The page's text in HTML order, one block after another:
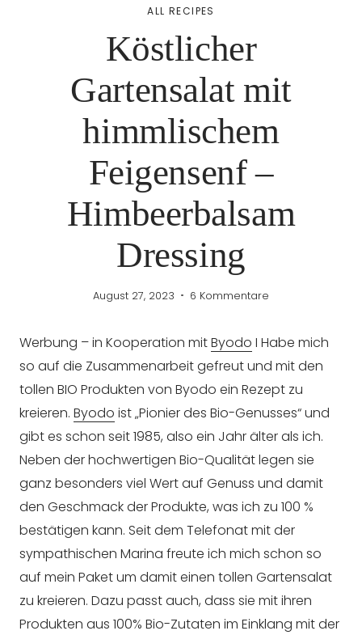
ALL RECIPES
Köstlicher
Gartensalat mit
himmlischem
Feigensenf –
Himbeerbalsam
Dressing
August 27, 2023 6 Kommentare
Werbung – in Kooperation mitByodo I Habe mich
so auf die Zusammenarbeit gefreut und mit den
tollen BIO Produkten von Byodo ein Rezept zu
kreieren. Byodo ist „Pionier des Bio-Genusses“ und
gibt es schon seit 1985, also ein Jahr älter als ich.
Neben der hochwertigen Bio-Qualität legen sie
ganz besonders viel Wert auf Genuss und damit
den Geschmack der Produkte, was ich zu 100 %
bestätigen kann. Seit dem Telefonat mit der
sympathischen Marina freute ich mich schon so
auf mein Paket um damit einen tollen Gartensalat
zu kreieren. Dazu passt auch, dass sie mit ihren
Produkten aus 100% Bio-Zutaten im Einklang mit der